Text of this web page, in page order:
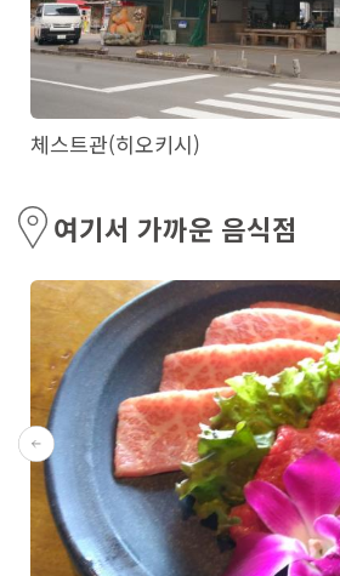
체스트관(히오키시)
여기서 가까운 음식점